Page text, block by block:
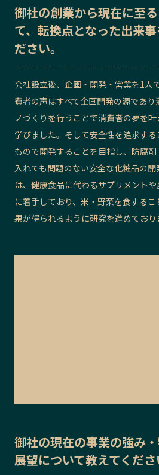
お問い合わせ 会社概要
御社の創業から現在に至
て、転換点となった出来
ださい。
会社設立後、企画・開発・営業を1人
費者の声はすべて企画開発の源であ
ノづくりを行うことで消費者の夢を
学びました。そして安全性を追求す
もので開発することを目指し、防腐
入れても問題のない安全な化粧品の
は、健康食品に代わるサプリメント
に着手しており、米・野菜を食する
果が得られるように研究を進めており
御社の現在の事業の強み
展望について教えてくださ